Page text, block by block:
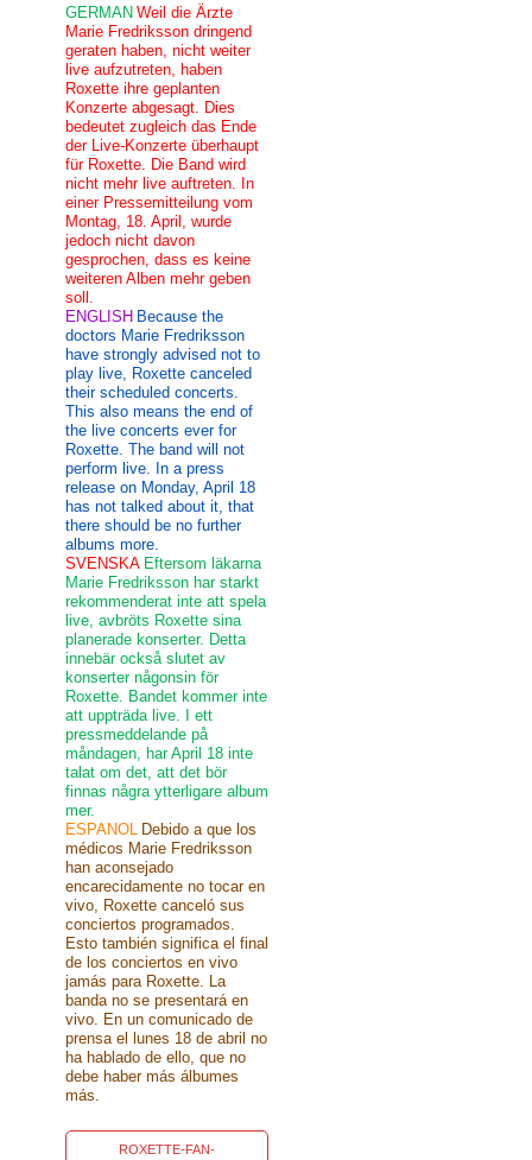
GERMAN Weil die Ärzte
Marie Fredriksson dringend
geraten haben, nicht weiter
live aufzutreten, haben
Roxette ihre geplanten
Konzerte abgesagt. Dies
bedeutet zugleich das Ende
der Live-Konzerte überhaupt
für Roxette. Die Band wird
nicht mehr live auftreten. In
einer Pressemitteilung vom
Montag, 18. April, wurde
jedoch nicht davon
gesprochen, dass es keine
weiteren Alben mehr geben
soll.
ENGLISH Because the
doctors Marie Fredriksson
have strongly advised not to
play live, Roxette canceled
their scheduled concerts.
This also means the end of
the live concerts ever for
Roxette. The band will not
perform live. In a press
release on Monday, April 18
has not talked about it, that
there should be no further
albums more.
SVENSKA Eftersom läkarna
Marie Fredriksson har starkt
rekommenderat inte att spela
live, avbröts Roxette sina
planerade konserter. Detta
innebär också slutet av
konserter någonsin för
Roxette. Bandet kommer inte
att uppträda live. I ett
pressmeddelande på
måndagen, har April 18 inte
talat om det, att det bör
finnas några ytterligare album
mer.
ESPANOL Debido a que los
médicos Marie Fredriksson
han aconsejado
encarecidamente no tocar en
vivo, Roxette canceló sus
conciertos programados.
Esto también significa el final
de los conciertos en vivo
jamás para Roxette. La
banda no se presentará en
vivo. En un comunicado de
prensa el lunes 18 de abril no
ha hablado de ello, que no
debe haber más álbumes
más.
ROXETTE-FAN-